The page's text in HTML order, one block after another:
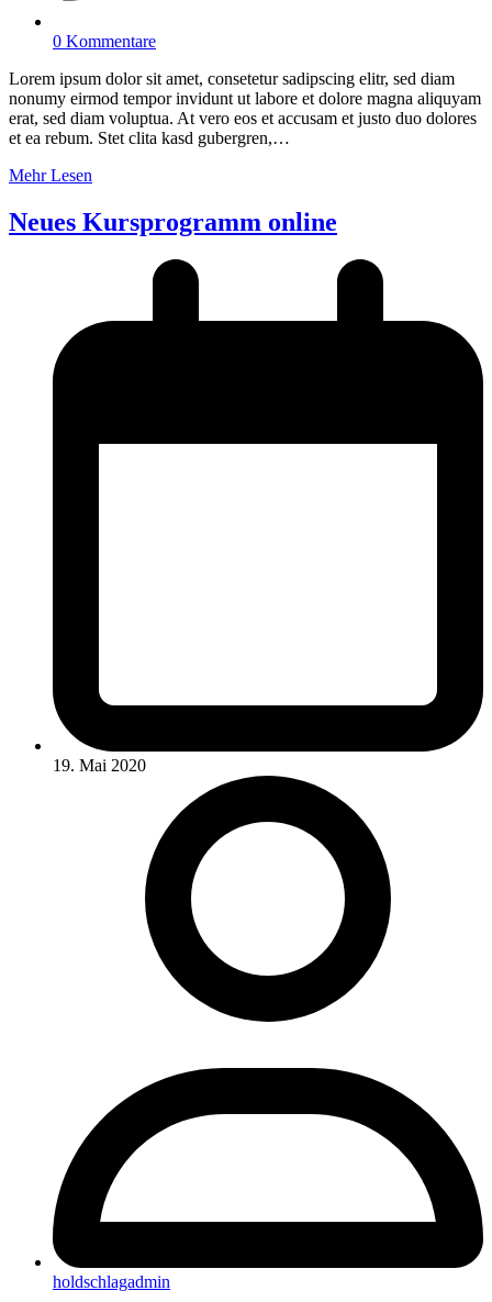
0 Kommentare
Lorem ipsum dolor sit amet, consetetur sadipscing elitr, sed diam
nonumy eirmod tempor invidunt ut labore et dolore magna aliquyam
erat, sed diam voluptua. At vero eos et accusam et justo duo dolores
et ea rebum. Stet clita kasd gubergren,…
Mehr Lesen
Neues Kursprogramm online
19. Mai 2020
holdschlagadmin